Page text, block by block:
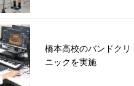
橋本高校のバンドクリ
ニックを実施